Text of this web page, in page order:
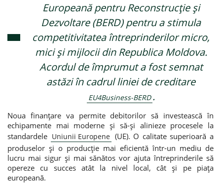
Credite de consum
Credite ipotecare
Europeană pentru Reconstrucție și
Dezvoltare (BERD) pentru a stimula
competitivitatea întreprinderilor micro,
mici și mijlocii din Republica Moldova.
Acordul de împrumut a fost semnat
astăzi în cadrul liniei de creditare
EU4Business-BERD .
Noua finanțare va permite debitorilor să investească în
echipamente mai moderne și să-și alinieze procesele la
standardele Uniunii Europene (UE). O calitate superioară a
produselor și o producție mai eficientă într-un mediu de
lucru mai sigur și mai sănătos vor ajuta întreprinderile să
opereze cu succes atât la nivel local, cât și pe piața
europeană.